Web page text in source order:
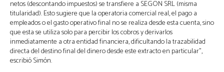
netos (descontando impuestos) se transfiere a SEGON SRL (misma
titularidad). Esto sugiere que la operatoria comercial real, el pago a
empleados o el gasto operativo final no se realiza desde esta cuenta, sino
que esta se utiliza solo para percibir los cobros y derivarlos
inmediatamente a otra entidad financiera, dificultando la trazabilidad
directa del destino final del dinero desde este extracto en particular”,
escribió Simón.